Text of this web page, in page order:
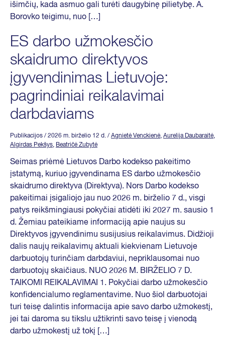
išimčių, kada asmuo gali turėti daugybinę pilietybę. A.
Borovko teigimu, nuo […]
ES darbo užmokesčio
skaidrumo direktyvos
įgyvendinimas Lietuvoje:
pagrindiniai reikalavimai
darbdaviams
Publikacijos / 2026 m. birželio 12 d. / Agnietė Venckienė, Aurelija Daubaraitė,
Algirdas Pekšys, Beatričė Zubytė
Seimas priėmė Lietuvos Darbo kodekso pakeitimo
įstatymą, kuriuo įgyvendinama ES darbo užmokesčio
skaidrumo direktyva (Direktyva). Nors Darbo kodekso
pakeitimai įsigaliojo jau nuo 2026 m. birželio 7 d., visgi
patys reikšmingiausi pokyčiai atidėti iki 2027 m. sausio 1
d. Žemiau pateikiame informaciją apie naujus su
Direktyvos įgyvendinimu susijusius reikalavimus. Didžioji
dalis naujų reikalavimų aktuali kiekvienam Lietuvoje
darbuotojų turinčiam darbdaviui, nepriklausomai nuo
darbuotojų skaičiaus. NUO 2026 M. BIRŽELIO 7 D.
TAIKOMI REIKALAVIMAI 1. Pokyčiai darbo užmokesčio
konfidencialumo reglamentavime. Nuo šiol darbuotojai
turi teisę dalintis informacija apie savo darbo užmokestį,
jei tai daroma su tikslu užtikrinti savo teisę į vienodą
darbo užmokestį už tokį […]